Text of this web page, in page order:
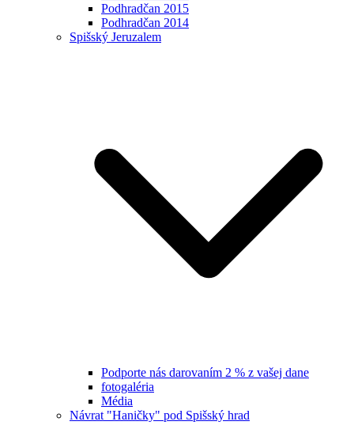
Podhradčan 2015
Podhradčan 2014
Spišský Jeruzalem
Podporte nás darovaním 2 % z vašej dane
fotogaléria
Média
Návrat "Haničky" pod Spišský hrad